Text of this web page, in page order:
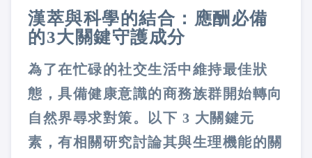
漢萃與科學的結合：應酬必備
的3大關鍵守護成分
為了在忙碌的社交生活中維持最佳狀
態，具備健康意識的商務族群開始轉向
自然界尋求對策。以下 3 大關鍵元
素，有相關研究討論其與生理機能的關